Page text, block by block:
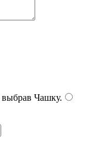
Чашку.